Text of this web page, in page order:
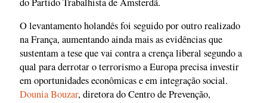
O levantamento holandês foi seguido por outro realizado
na França, aumentando ainda mais as evidências que
sustentam a tese que vai contra a crença liberal segundo a
qual para derrotar o terrorismo a Europa precisa investir
em oportunidades econômicas e em integração social.
Dounia Bouzar, diretora do Centro de Prevenção,